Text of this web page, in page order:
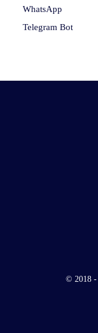
WhatsApp
Telegram Bot
© 2018 -